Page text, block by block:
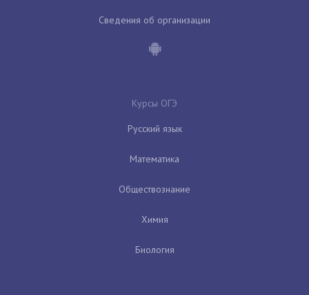
Сведения об организации
Курсы ОГЭ
Русский язык
Математика
Обществознание
Химия
Биология